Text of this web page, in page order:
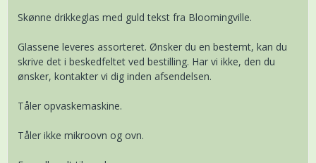
Skønne drikkeglas med guld tekst fra Bloomingville.
Glassene leveres assorteret. Ønsker du en bestemt, kan du
skrive det i beskedfeltet ved bestilling. Har vi ikke, den du
ønsker, kontakter vi dig inden afsendelsen.
Tåler opvaskemaskine.
Tåler ikke mikroovn og ovn.